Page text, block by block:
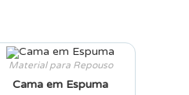
Material para Repouso
Cama em Espuma